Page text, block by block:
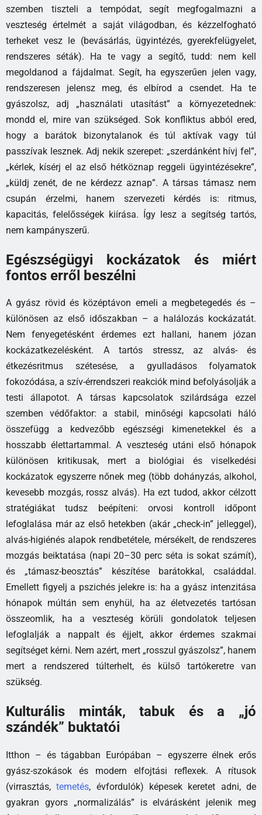
szemben tiszteli a tempódat, segít megfogalmazni a
veszteség értelmét a saját világodban, és kézzelfogható
terheket vesz le (bevásárlás, ügyintézés, gyerekfelügyelet,
rendszeres séták). Ha te vagy a segítő, tudd: nem kell
megoldanod a fájdalmat. Segít, ha egyszerűen jelen vagy,
rendszeresen jelensz meg, és elbírod a csendet. Ha te
gyászolsz, adj „használati utasítást” a környezetednek:
mondd el, mire van szükséged. Sok konfliktus abból ered,
hogy a barátok bizonytalanok és túl aktívak vagy túl
passzívak lesznek. Adj nekik szerepet: „szerdánként hívj fel”,
„kérlek, kísérj el az első hétköznap reggeli ügyintézésekre”,
„küldj zenét, de ne kérdezz aznap”. A társas támasz nem
csupán érzelmi, hanem szervezeti kérdés is: ritmus,
kapacitás, felelősségek kiírása. Így lesz a segítség tartós,
nem kampányszerű.
Egészségügyi kockázatok és miért
fontos erről beszélni
A gyász rövid és középtávon emeli a megbetegedés és –
különösen az első időszakban – a halálozás kockázatát.
Nem fenyegetésként érdemes ezt hallani, hanem józan
kockázatkezelésként. A tartós stressz, az alvás- és
étkezésritmus szétesése, a gyulladásos folyamatok
fokozódása, a szív-érrendszeri reakciók mind befolyásolják a
testi állapotot. A társas kapcsolatok szilárdsága ezzel
szemben védőfaktor: a stabil, minőségi kapcsolati háló
összefügg a kedvezőbb egészségi kimenetekkel és a
hosszabb élettartammal. A veszteség utáni első hónapok
különösen kritikusak, mert a biológiai és viselkedési
kockázatok egyszerre nőnek meg (több dohányzás, alkohol,
kevesebb mozgás, rossz alvás). Ha ezt tudod, akkor célzott
stratégiákat tudsz beépíteni: orvosi kontroll időpont
lefoglalása már az első hetekben (akár „check-in” jelleggel),
alvás-higiénés alapok rendbetétele, mérsékelt, de rendszeres
mozgás beiktatása (napi 20–30 perc séta is sokat számít),
és „támasz-beosztás” készítése barátokkal, családdal.
Emellett figyelj a pszichés jelekre is: ha a gyász intenzitása
hónapok múltán sem enyhül, ha az életvezetés tartósan
összeomlik, ha a veszteség körüli gondolatok teljesen
lefoglalják a nappalt és éjjelt, akkor érdemes szakmai
segítséget kérni. Nem azért, mert „rosszul gyászolsz”, hanem
mert a rendszered túlterhelt, és külső tartókeretre van
szükség.
Kulturális minták, tabuk és a „jó
szándék” buktatói
Itthon – és tágabban Európában – egyszerre élnek erős
gyász-szokások és modern elfojtási reflexek. A rítusok
(virrasztás,temetés, évfordulók) képesek keretet adni, de
gyakran gyors „normalizálás” is elvárásként jelenik meg